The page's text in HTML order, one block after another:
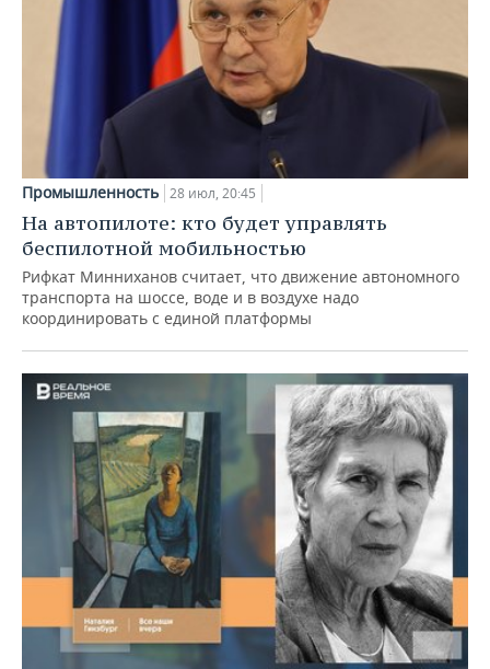
Промышленность 28 июл, 20:45
На автопилоте: кто будет управлять
беспилотной мобильностью
Рифкат Минниханов считает, что движение автономного
транспорта на шоссе, воде и в воздухе надо
координировать с единой платформы